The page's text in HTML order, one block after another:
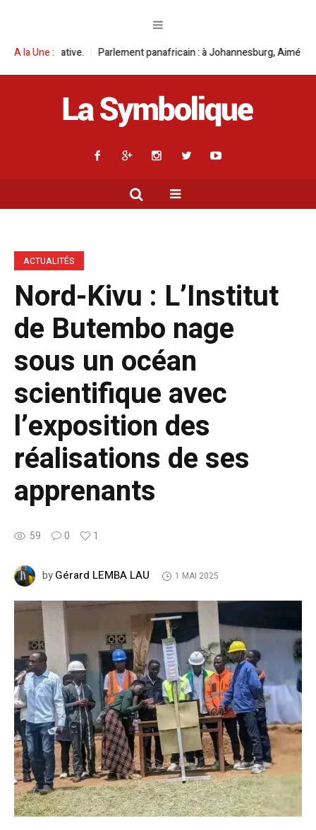
A la Une :panafricain : à Johannesburg, Aimé Boji Sangara multiplie les
ACTUALITÉS
Nord-Kivu : L’Institut
de Butembo nage
sous un océan
scientifique avec
l’exposition des
réalisations de ses
apprenants
59 0 1
byGérard LEMBA LAU 1 MAI 2025